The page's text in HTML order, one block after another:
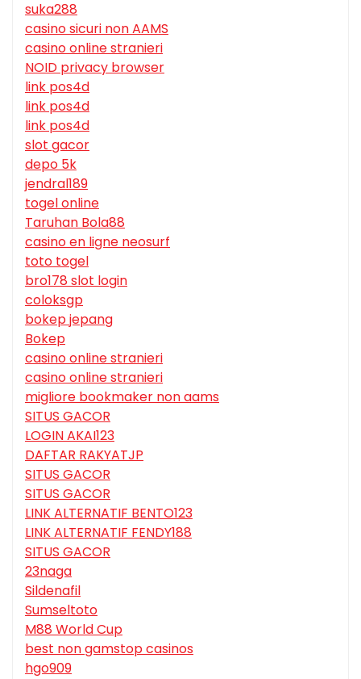
suka288
casino sicuri non AAMS
casino online stranieri
NOID privacy browser
link pos4d
link pos4d
link pos4d
slot gacor
depo 5k
jendral189
togel online
Taruhan Bola88
casino en ligne neosurf
toto togel
bro178 slot login
coloksgp
bokep jepang
Bokep
casino online stranieri
casino online stranieri
migliore bookmaker non aams
SITUS GACOR
LOGIN AKAI123
DAFTAR RAKYATJP
SITUS GACOR
SITUS GACOR
LINK ALTERNATIF BENTO123
LINK ALTERNATIF FENDY188
SITUS GACOR
23naga
Sildenafil
Sumseltoto
M88 World Cup
best non gamstop casinos
hgo909